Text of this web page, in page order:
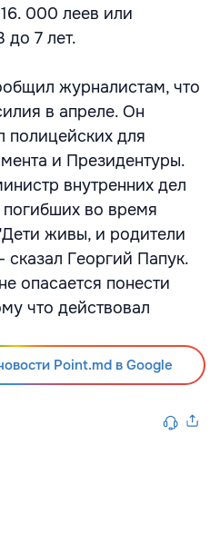
000 леев или
до 7 лет.
журналистам, что
в апреле. Он
полицейских для
и Президентуры.
внутренних дел
погибших во время
живы, и родители
Георгий Папук.
опасается понести
что действовал
Point.md в Google